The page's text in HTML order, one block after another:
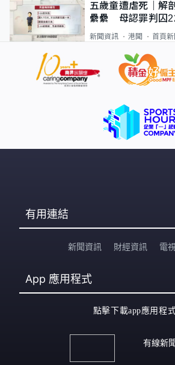
五歲童遭虐死｜解
纍纍 母認罪判囚
類案最惡劣
新聞資訊 港聞 首頁新
有用連結
新聞資訊 財經資訊 電
App 應用程式
點擊下載app應用程
有線新聞